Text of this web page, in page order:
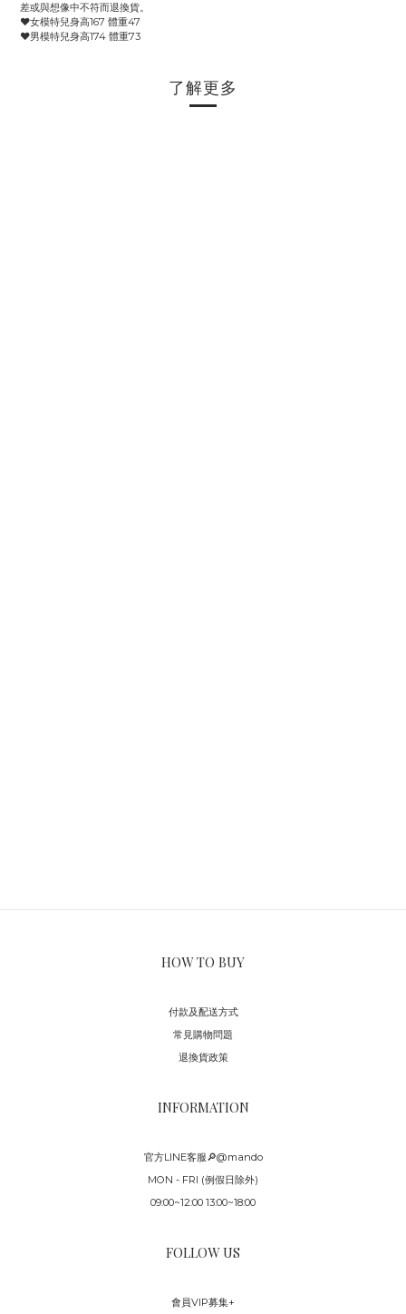
差或與想像中不符而退換貨。
♥️女模特兒身高167 體重47
♥️男模特兒身高174 體重73
了解更多
HOW TO BUY
付款及配送方式
常見購物問題
退換貨政策
INFORMATION
官方LINE客服🔎@mando
MON - FRI (例假日除外)
09:00~12:00 13:00~18:00
FOLLOW US
會員VIP募集+